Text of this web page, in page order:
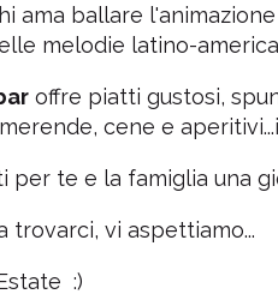
ama ballare
melodie latino-
offre piatti gustosi,
cene e
per te e la famiglia una
trovarci, vi aspettiamo...
:)